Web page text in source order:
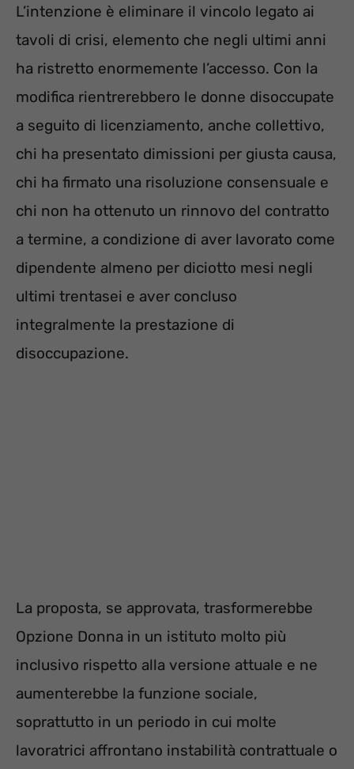
L’intenzione è eliminare il vincolo legato ai
tavoli di crisi, elemento che negli ultimi anni
ha ristretto enormemente l’accesso. Con la
modifica rientrerebbero le donne disoccupate
a seguito di licenziamento, anche collettivo,
chi ha presentato dimissioni per giusta causa,
chi ha firmato una risoluzione consensuale e
chi non ha ottenuto un rinnovo del contratto
a termine, a condizione di aver lavorato come
dipendente almeno per diciotto mesi negli
ultimi trentasei e aver concluso
integralmente la prestazione di
disoccupazione.
La proposta, se approvata, trasformerebbe
Opzione Donna in un istituto molto più
inclusivo rispetto alla versione attuale e ne
aumenterebbe la funzione sociale,
soprattutto in un periodo in cui molte
lavoratrici affrontano instabilità contrattuale o